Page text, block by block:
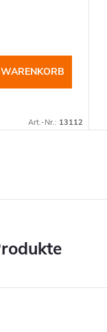
WARENKORB
Art.-Nr.: 13112